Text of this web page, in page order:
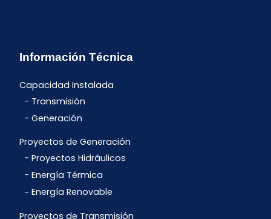
Información Técnica
Capacidad Instalada
Transmisión
Generación
Proyectos de Generación
Proyectos Hidráulicos
Energía Térmica
Energía Renovable
Proyectos de Transmisión